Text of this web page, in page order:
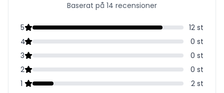
Baserat på 14 recensioner
5 12 st
4
0 st
3
0 st
2
0 st
1
2 st